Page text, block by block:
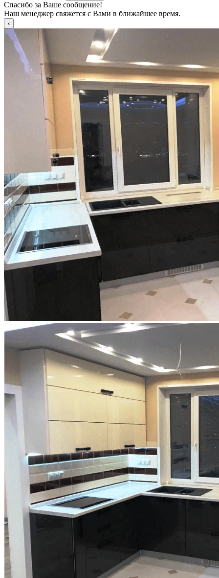
Спасибо за Ваше сообщение!
Наш менеджер свяжется с Вами в ближайшее время.